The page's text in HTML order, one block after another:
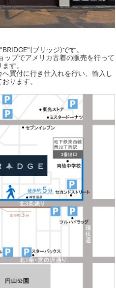
ブリッジ)です。
プでアメリカ古着の販売を行って
す。
買付に行き仕入れを行い、輸入し
ります。